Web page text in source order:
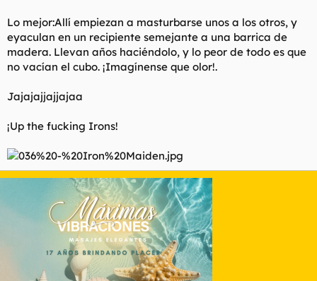
Lo mejor:Allí empiezan a masturbarse unos a los otros, y
eyaculan en un recipiente semejante a una barrica de
madera. Llevan años haciéndolo, y lo peor de todo es que
no vacían el cubo. ¡Imagínense que olor!.
Jajajajjajjajaa
¡Up the fucking Irons!